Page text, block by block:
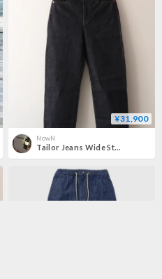
¥31,900
NowN
Tailor Jeans Wide Straight [ORGUEIL]